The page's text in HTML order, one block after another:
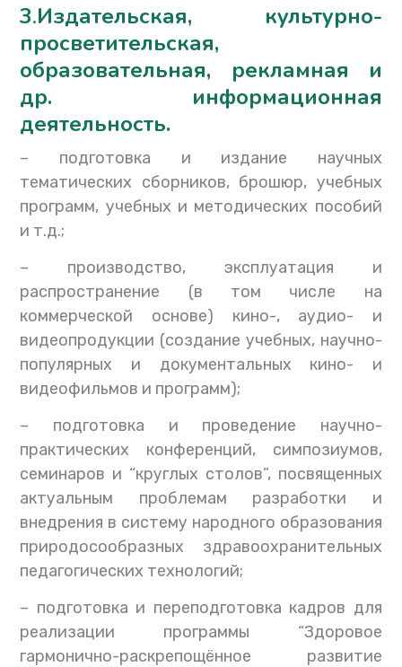
3.Издательская, культурно-
просветительская,
образовательная, рекламная и
др. информационная
деятельность.
–
подготовка и издание научных
тематических сборников, брошюр, учебных
программ, учебных и методических пособий
и т.д.;
–
производство, эксплуатация и
распространение (в том числе на
коммерческой основе) кино-, аудио- и
видеопродукции (создание учебных, научно-
популярных и документальных кино- и
видеофильмов и программ);
–
подготовка и проведение научно-
практических конференций, симпозиумов,
семинаров и “круглых столов”, посвященных
актуальным проблемам разработки и
внедрения в систему народного образования
природосообразных здравоохранительных
педагогических технологий;
– подготовка и переподготовка кадров для
реализации программы “Здоровое
гармонично-раскрепощённое развитие